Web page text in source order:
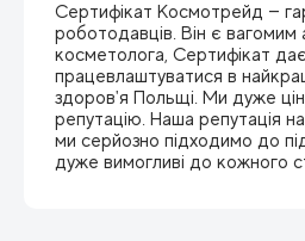
Сертифікат Космотрейд —
роботодавців. Він є вагомим
косметолога, Сертифікат
працевлаштуватися в
здоров'я Польщі. Ми дуже
репутацію. Наша репутація
ми серйозно підходимо до
дуже вимогливі до кожного